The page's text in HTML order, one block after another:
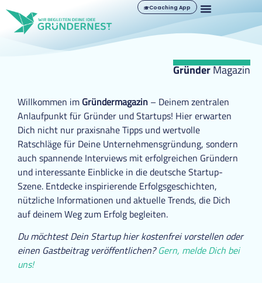
Coaching App
GründerMagazin
Willkommen im Gründermagazin – Deinem zentralen
Anlaufpunkt für Gründer und Startups! Hier erwarten
Dich nicht nur praxisnahe Tipps und wertvolle
Ratschläge für Deine Unternehmensgründung, sondern
auch spannende Interviews mit erfolgreichen Gründern
und interessante Einblicke in die deutsche Startup-
Szene. Entdecke inspirierende Erfolgsgeschichten,
nützliche Informationen und aktuelle Trends, die Dich
auf deinem Weg zum Erfolg begleiten.
Du möchtest Dein Startup hier kostenfrei vorstellen oder
einen Gastbeitrag veröffentlichen?Gern, melde Dich bei
uns!